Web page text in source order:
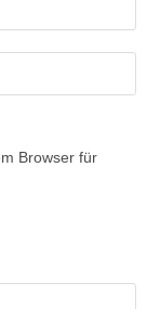
Browser für